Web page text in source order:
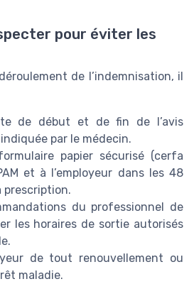
pour éviter les
de l’indemnisation, il
de début et de fin de l’avis
par le médecin.
papier sécurisé (cerfa
et à l’employeur dans les 48
prescription.
du professionnel de
les horaires de sortie autorisés
de tout renouvellement ou
maladie.